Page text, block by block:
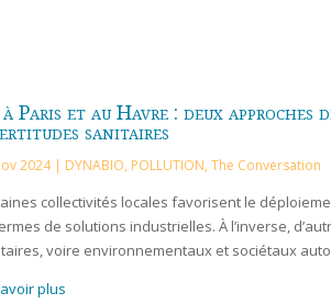
Paris et au Havre : deux
sanitaires
2024 | DYNABIO, POLLUTION,The Conversation
collectivités locales favorisent le
de solutions industrielles. À l’inverse,
voire environnementaux et sociétaux
plus